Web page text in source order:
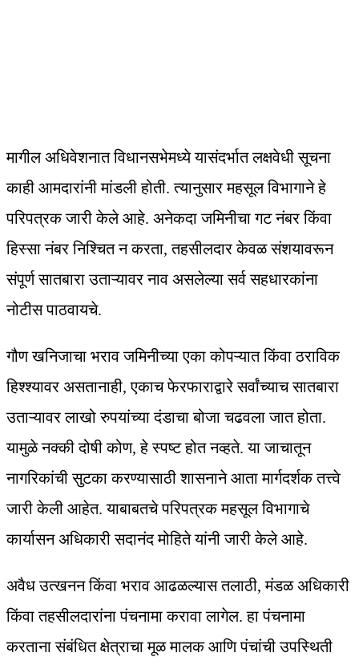
मागील अधिवेशनात विधानसभेमध्ये यासंदर्भात लक्षवेधी सूचना
काही आमदारांनी मांडली होती. त्यानुसार महसूल विभागाने हे
परिपत्रक जारी केले आहे. अनेकदा जमिनीचा गट नंबर किंवा
हिस्सा नंबर निश्चित न करता, तहसीलदार केवळ संशयावरून
संपूर्ण सातबारा उताऱ्यावर नाव असलेल्या सर्व सहधारकांना
नोटीस पाठवायचे.
गौण खनिजाचा भराव जमिनीच्या एका कोपऱ्यात किंवा ठराविक
हिश्श्यावर असतानाही, एकाच फेरफाराद्वारे सर्वांच्याच सातबारा
उताऱ्यावर लाखो रुपयांच्या दंडाचा बोजा चढवला जात होता.
यामुळे नक्की दोषी कोण, हे स्पष्ट होत नव्हते. या जाचातून
नागरिकांची सुटका करण्यासाठी शासनाने आता मार्गदर्शक तत्त्वे
जारी केली आहेत. याबाबतचे परिपत्रक महसूल विभागाचे
कार्यासन अधिकारी सदानंद मोहिते यांनी जारी केले आहे.
अवैध उत्खनन किंवा भराव आढळल्यास तलाठी, मंडळ अधिकारी
किंवा तहसीलदारांना पंचनामा करावा लागेल. हा पंचनामा
करताना संबंधित क्षेत्राचा मूळ मालक आणि पंचांची उपस्थिती